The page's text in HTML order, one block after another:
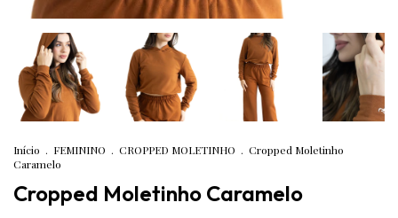
Início . FEMININO . CROPPED MOLETINHO . Cropped Moletinho
Caramelo
Cropped Moletinho Caramelo